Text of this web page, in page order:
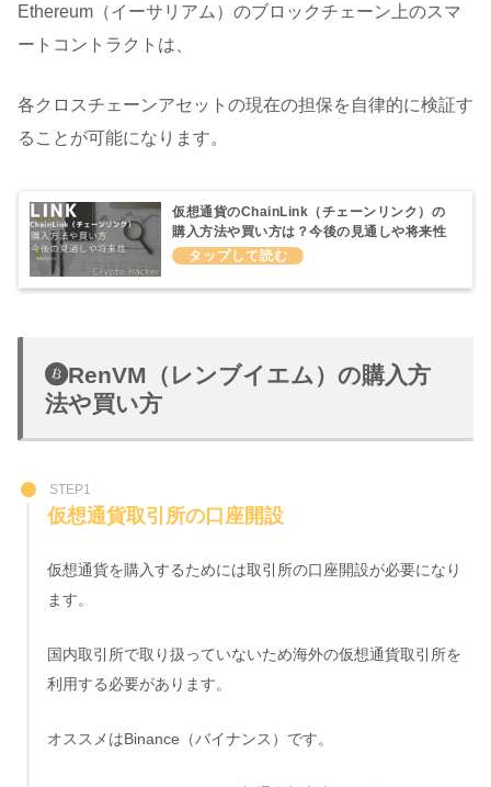
Ethereum（イーサリアム）のブロックチェーン上のスマ
ートコントラクトは、
各クロスチェーンアセットの現在の担保を自律的に検証す
ることが可能になります。
仮想通貨のChainLink（チェーンリンク）の
購入方法や買い方は？今後の見通しや将来性
について徹底分析してみた
RenVM（レンブイエム）の購入方
法や買い方
STEP1
仮想通貨取引所の口座開設
仮想通貨を購入するためには取引所の口座開設が必要になり
ます。
国内取引所で取り扱っていないため海外の仮想通貨取引所を
利用する必要があります。
オススメはBinance（バイナンス）です。